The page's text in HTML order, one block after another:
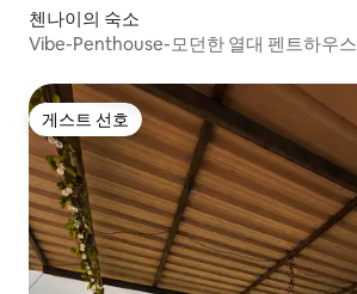
첸나이의 숙소
Vibe-Penthouse-모던한 열대 펜트하우스
게스트 선호
게스트 선호